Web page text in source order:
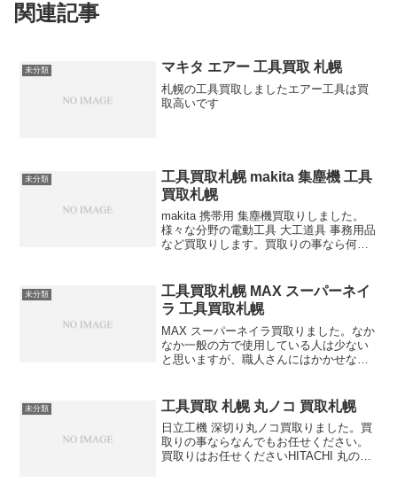
関連記事
未分類 マキタ エアー 工具買取 札幌
札幌の工具買取しましたエアー工具は買
取高いです
未分類
工具買取札幌 makita 集塵機 工具
買取札幌
makita 携帯用 集塵機買取りしました。
様々な分野の電動工具 大工道具 事務用品
など買取りします。買取りの事なら何で
未分類
工具買取札幌 MAX スーパーネイ
ラ 工具買取札幌
MAX スーパーネイラ買取りました。なか
なか一般の方で使用している人は少ない
と思いますが、職人さんにはかかせない
せんか？買ったけどあまり使っていない
工具物置に眠ってい...
未分類 工具買取 札幌 丸ノコ 買取札幌
日立工機 深切り丸ノコ買取りました。買
取りの事ならなんでもお任せください。
買取りはお任せくださいHITACHI 丸のこ